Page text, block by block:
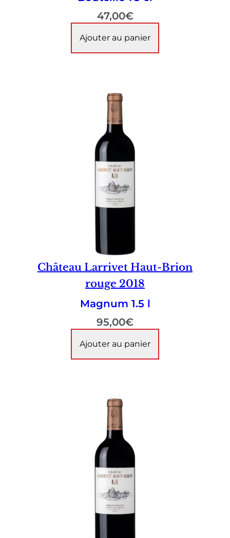
47,00€
Ajouter au panier
Château Larrivet Haut-Brion
rouge 2018
Magnum 1.5 l
95,00€
Ajouter au panier